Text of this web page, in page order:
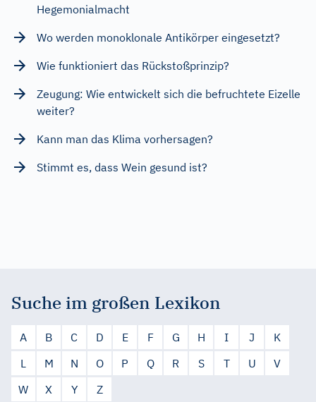
Hegemonialmacht
Wo werden monoklonale Antikörper eingesetzt?
Wie funktioniert das Rückstoßprinzip?
Zeugung: Wie entwickelt sich die befruchtete Eizelle
weiter?
Kann man das Klima vorhersagen?
Stimmt es, dass Wein gesund ist?
Suche im großen Lexikon
A B C D E F G H I J
K
L
M N O P Q R S T U
V
W
X Y Z